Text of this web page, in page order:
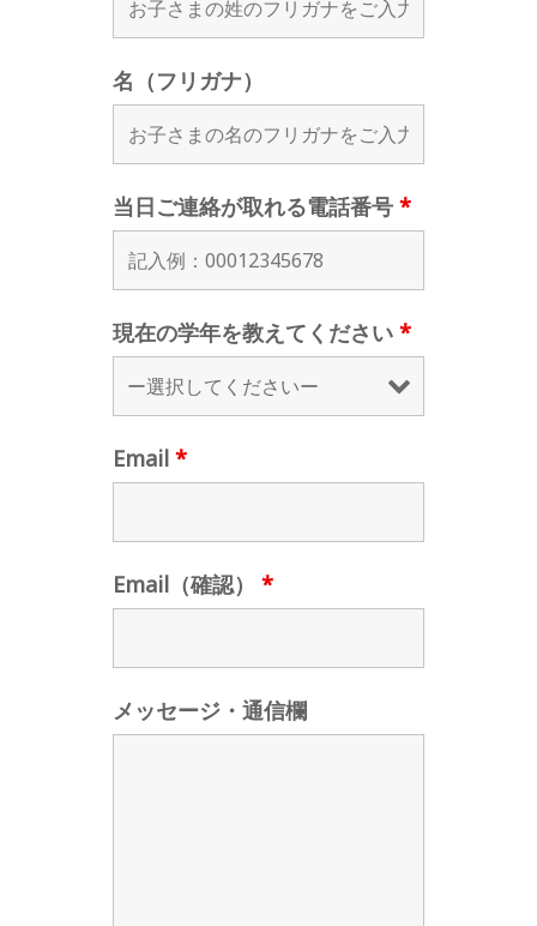
名（フリガナ）
当日ご連絡が取れる電話番号 *
現在の学年を教えてください *
Email *
Email（確認） *
メッセージ・通信欄